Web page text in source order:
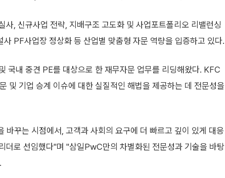
, 신규사업 전략, 지배구조 고도화 및 사업포트폴리오 리밸런싱
PF사업장 정상화 등 산업별 맞춤형 자문 역량을 입증하고 있다.
국내 중견 PE를 대상으로 한 재무자문 업무를 리딩해왔다. KFC
및 기업 승계 이슈에 대한 실질적인 해법을 제공하는 데 전문성을
바꾸는 시점에서, 고객과 사회의 요구에 더 빠르고 깊이 있게 대응
더로 선임했다"며 "삼일PwC만의 차별화된 전문성과 기술을 바탕